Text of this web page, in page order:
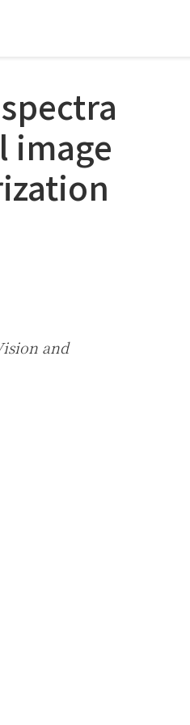
image
and